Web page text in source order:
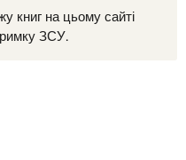
книг на цьому сайті
ЗСУ.